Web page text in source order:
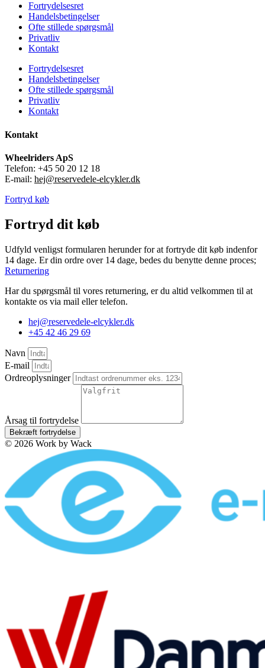
Fortrydelsesret
Handelsbetingelser
Ofte stillede spørgsmål
Privatliv
Kontakt
Fortrydelsesret
Handelsbetingelser
Ofte stillede spørgsmål
Privatliv
Kontakt
Kontakt
Wheelriders ApS
Telefon: +45 50 20 12 18
E-mail: hej@reservedele-elcykler.dk
Fortryd køb
Fortryd dit køb
Udfyld venligst formularen herunder for at fortryde dit køb indenfor
14 dage. Er din ordre over 14 dage, bedes du benytte denne proces;
Returnering
Har du spørgsmål til vores returnering, er du altid velkommen til at
kontakte os via mail eller telefon.
hej@reservedele-elcykler.dk
+45 42 46 29 69
Navn
E-mail
Ordreoplysninger
Årsag til fortrydelse
Bekræft fortrydelse
© 2026 Work by Wack